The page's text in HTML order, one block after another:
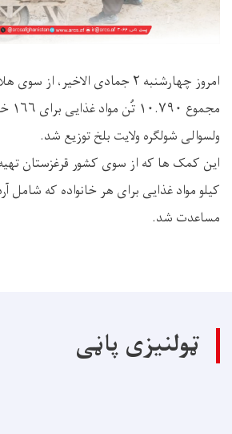
امروز چهارشنبه ٢ جمادی الاخیر،
ولسوالی شولگره ولایت بلخ توزیع شد.
کیلو مواد غذایی برای هر خانواده که شامل
مساعدت شد.
ټولنیزی پاڼی